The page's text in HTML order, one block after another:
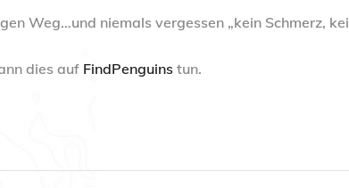
Weg…und niemals vergessen „kein Schmerz,
dies auf FindPenguins tun.